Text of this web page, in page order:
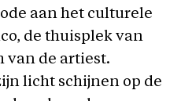
aan het culturele
de thuisplek van
van de artiest.
licht schijnen op de